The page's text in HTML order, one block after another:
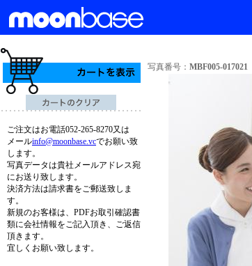
ご注文はお電話052-265-8270又は
メールinfo@moonbase.vcでお願い致
します。
写真データは貴社メールアドレス宛
にお送り致します。
決済方法は請求書をご郵送致しま
す。
新規のお客様は、PDFお取引確認書
類に会社情報をご記入頂き、ご返信
頂きます。
宜しくお願い致します。
写真番号： MBF005-017021